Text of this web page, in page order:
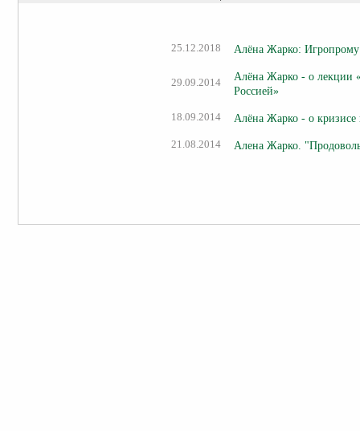
25.12.2018 Алёна Жарко:
29.09.2014
Алёна Жарко - о лекции
Россией»
18.09.2014 Алёна Жарко - о кризисе
21.08.2014 Алена Жарко.